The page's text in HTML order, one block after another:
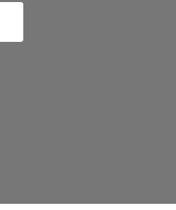
un acuerdo verbal, ahora se